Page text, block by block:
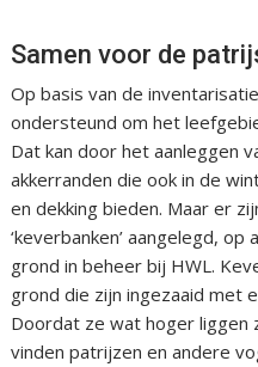
Samen voor de
Op basis van de
ondersteund om het
Dat kan door het aanleggen
akkerranden die ook in de
en dekking bieden. Maar er
‘keverbanken’ aangelegd,
grond in beheer bij HWL.
grond die zijn ingezaaid met
Doordat ze wat hoger liggen
vinden patrijzen en andere